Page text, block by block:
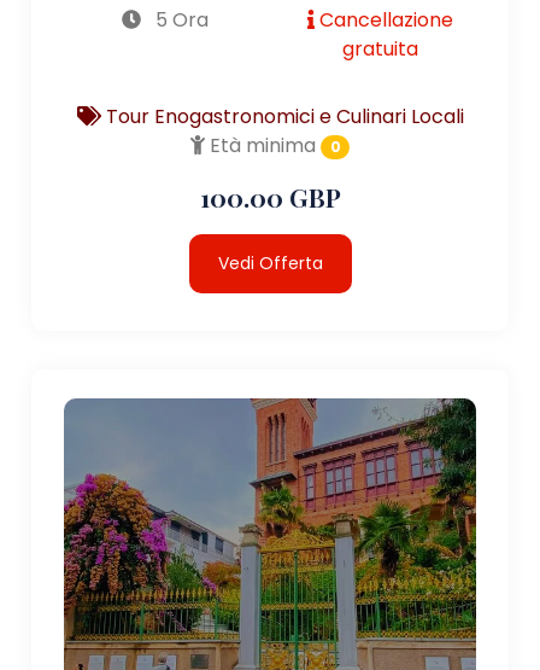
5 Ora
Cancellazione
gratuita
Tour Enogastronomici e Culinari Locali
Età minima
0
100.00 GBP
Vedi Offerta